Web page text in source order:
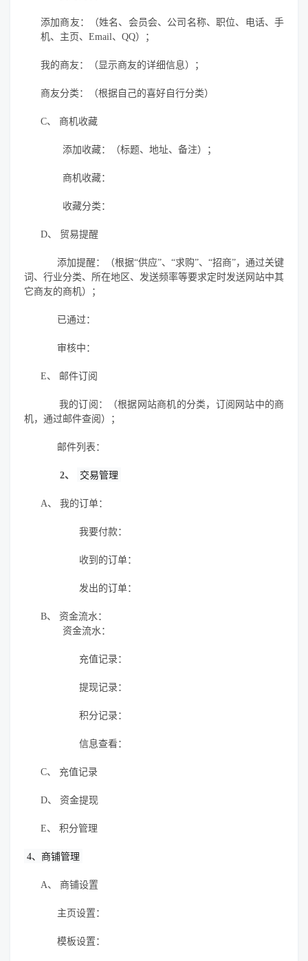
添加商友：（姓名、会员会、公司名称、职位、电话、手
机、主页、 Email、 QQ）；
我的商友：（显示商友的详细信息）；
商友分类：（根据自己的喜好自行分类）
C、 商机收藏
添加收藏：（标题、地址、备注）；
商机收藏：
收藏分类：
D、 贸易提醒
添加提醒：（根据“供应”、“求购”、“招商”，通过关键
词、行业分类、所在地区、发送频率等要求定时发送网站中其
它商友的商机）；
已通过：
审核中：
E、 邮件订阅
我的订阅：（根据网站商机的分类，订阅网站中的商
机，通过邮件查阅）；
邮件列表：
2、 交易管理
A、 我的订单：
我要付款：
收到的订单：
发出的订单：
B、 资金流水：
资金流水：
充值记录：
提现记录：
积分记录：
信息查看：
C、 充值记录
D、 资金提现
E、 积分管理
4、商铺管理
A、 商铺设置
主页设置：
模板设置：